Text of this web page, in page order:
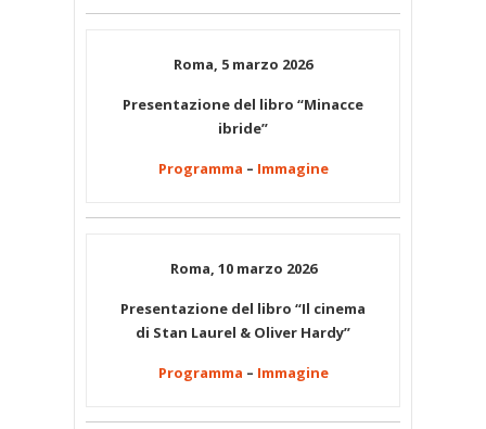
Roma, 5 marzo 2026
Presentazione del libro “Minacce
ibride”
Programma – Immagine
Roma, 10 marzo 2026
Presentazione del libro “Il cinema
di Stan Laurel & Oliver Hardy”
Programma – Immagine